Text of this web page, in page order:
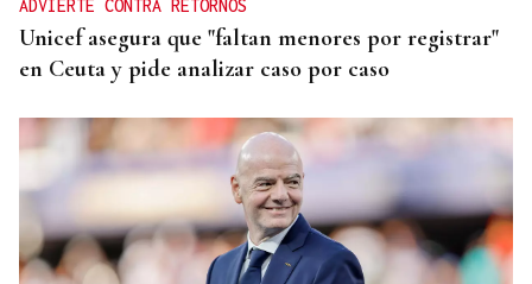
ADVIERTE CONTRA RETORNOS
Unicef asegura que "faltan menores por registrar"
en Ceuta y pide analizar caso por caso